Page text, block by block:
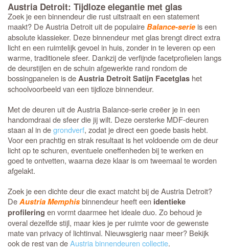
Austria Detroit: Tijdloze elegantie met glas
Zoek je een binnendeur die rust uitstraalt en een statement
maakt? De Austria Detroit uit de populaireBalance-serie is een
absolute klassieker. Deze binnendeur met glas brengt direct extra
licht en een ruimtelijk gevoel in huis, zonder in te leveren op een
warme, traditionele sfeer. Dankzij de verfijnde facetprofielen langs
de deurstijlen en de schuin afgewerkte rand rondom de
bossingpanelen is deAustria Detroit Satijn Facetglas het
schoolvoorbeeld van een tijdloze binnendeur.
Met de deuren uit de Austria Balance-serie creëer je in een
handomdraai de sfeer die jij wilt. Deze oersterke MDF-deuren
staan al in degrondverf, zodat je direct een goede basis hebt.
Voor een prachtig en strak resultaat is het voldoende om de deur
licht op te schuren, eventuele oneffenheden bij te werken en
goed te ontvetten, waarna deze klaar is om tweemaal te worden
afgelakt.
Zoek je een dichte deur die exact matcht bij de Austria Detroit?
DeAustria Memphisbinnendeur heeft een identieke
profilering en vormt daarmee het ideale duo. Zo behoud je
overal dezelfde stijl, maar kies je per ruimte voor de gewenste
mate van privacy of lichtinval. Nieuwsgierig naar meer? Bekijk
ook de rest van deAustria binnendeuren collectie.